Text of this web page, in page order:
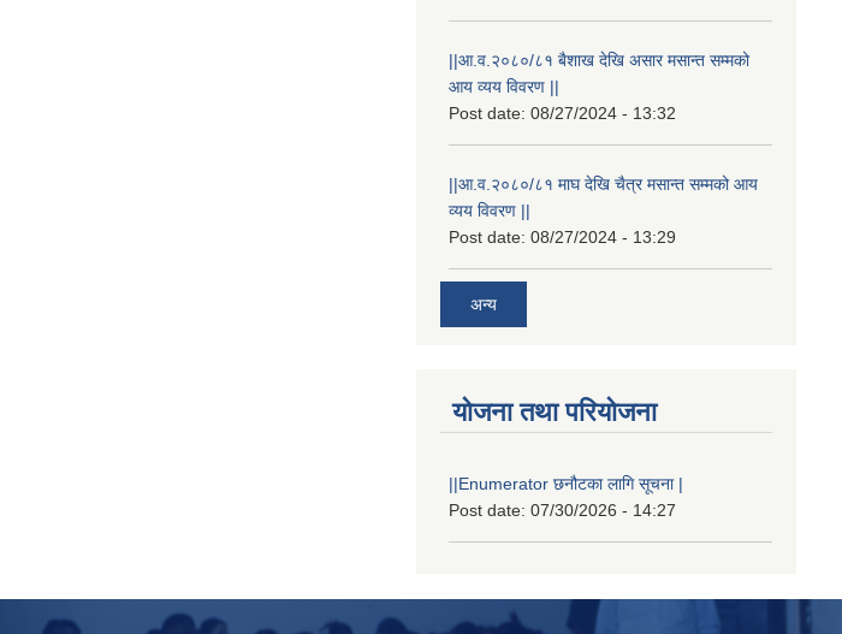
||आ.व.२०८०/८१ बैशाख देखि असार मसान्त सम्मको
आय व्यय विवरण ||
Post date: 08/27/2024 - 13:32
||आ.व.२०८०/८१ माघ देखि चैत्र मसान्त सम्मको आय
व्यय विवरण ||
Post date: 08/27/2024 - 13:29
अन्य
योजना तथा परियोजना
||Enumerator छनौटका लागि सूचना |
Post date: 07/30/2026 - 14:27